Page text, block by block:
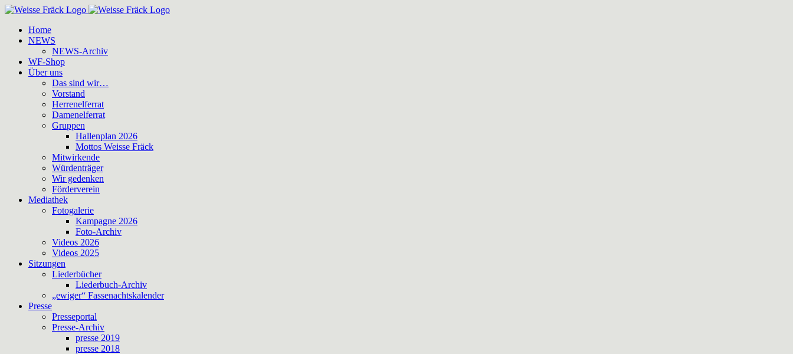
Zum
springenHome
NEWS
NEWS-Archiv
WF-Shop
Über uns
Das sind wir…
Vorstand
Herrenelferrat
Damenelferrat
Gruppen
Hallenplan 2026
Mottos Weisse Fräck
Mitwirkende
Würdenträger
Wir gedenken
Förderverein
Mediathek
Fotogalerie
Kampagne 2026
Foto-Archiv
Videos 2026
Videos 2025
Sitzungen
Liederbücher
Liederbuch-Archiv
„ewiger“ Fassenachtskalender
Presse
Presseportal
Presse-Archiv
presse 2019
presse 2018